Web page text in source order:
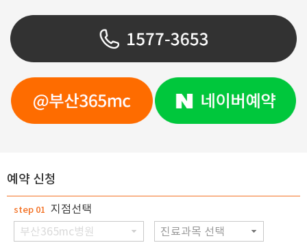
예약 신청
step 01 지점선택
부산365mc병원
진료과목 선택